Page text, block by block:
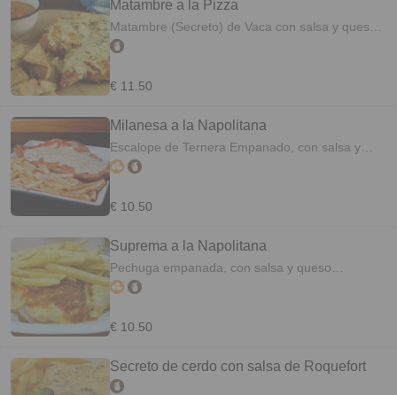
Matambre a la Pizza
Matambre (Secreto) de Vaca con salsa y queso
gratinado, acompañado de Patatas fritas
€ 11.50
Milanesa a la Napolitana
Escalope de Ternera Empanado, con salsa y
queso Gratinado. Acompañado de Patatas Fritas
€ 10.50
Suprema a la Napolitana
Pechuga empanada, con salsa y queso
Gratinado acompañado de patatas Fritas
€ 10.50
Secreto de cerdo con salsa de Roquefort